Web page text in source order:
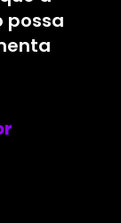
possa